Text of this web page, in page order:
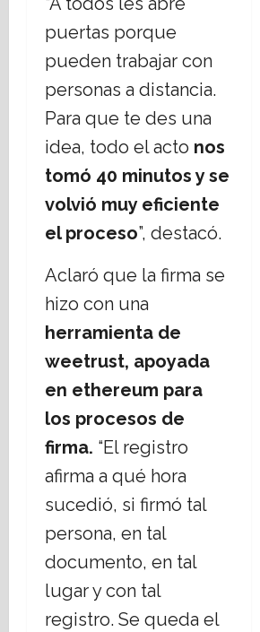
puertas porque
pueden trabajar con
personas a distancia.
Para que te des una
idea, todo el acto nos
tomó 40 minutos y se
volvió muy eficiente
el proceso”, destacó.
Aclaró que la firma se
hizo con una
herramienta de
weetrust, apoyada
en ethereum para
los procesos de
firma. “El registro
afirma a qué hora
sucedió, si firmó tal
persona, en tal
documento, en tal
lugar y con tal
registro. Se queda el